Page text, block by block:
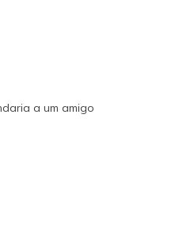
a um amigo